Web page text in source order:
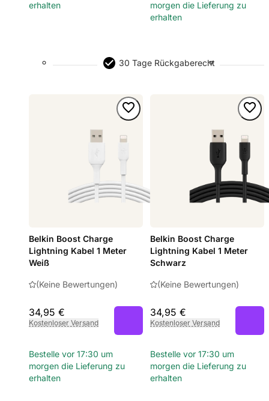
erhalten
morgen die Lieferung zu
erhalten
30 Tage Rückgaberecht
Belkin Boost Charge
Lightning Kabel 1 Meter
Weiß
(Keine Bewertungen)
34,95 €
Kostenloser Versand
Bestelle vor 17:30 um
morgen die Lieferung zu
erhalten
Belkin Boost Charge
Lightning Kabel 1 Meter
Schwarz
(Keine Bewertungen)
34,95 €
Kostenloser Versand
Bestelle vor 17:30 um
morgen die Lieferung zu
erhalten